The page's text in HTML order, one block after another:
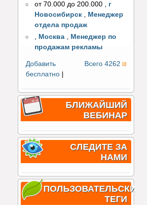
от 70.000 до 200.000 , г
Новосибирск , Менеджер
отдела продаж
, Москва , Менеджер по
продажам рекламы
Всего 4262
Добавить
бесплатно
БЛИЖАЙШИЙ
ВЕБИНАР
СЛЕДИТЕ ЗА
НАМИ
ПОЛЬЗОВАТЕЛЬСКИЕ
ТЕГИ